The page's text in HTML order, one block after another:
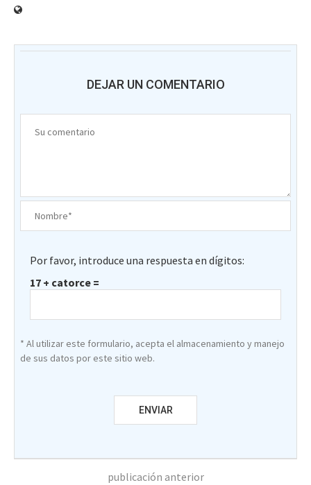
DEJAR UN COMENTARIO
Por favor, introduce una respuesta en dígitos:
17 + catorce =
* Al utilizar este formulario, acepta el almacenamiento y manejo
de sus datos por este sitio web.
publicación anterior